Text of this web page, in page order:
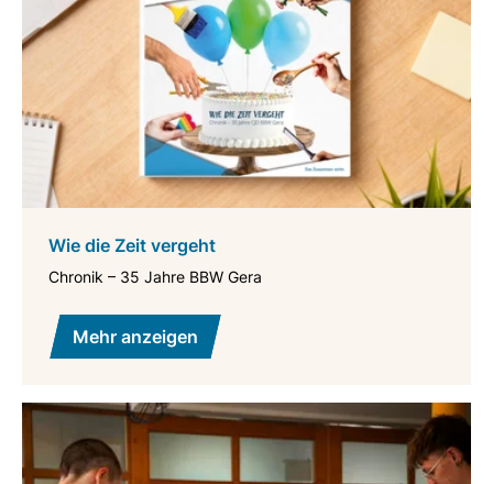
Wie die Zeit vergeht
Chronik – 35 Jahre BBW Gera
Mehr anzeigen